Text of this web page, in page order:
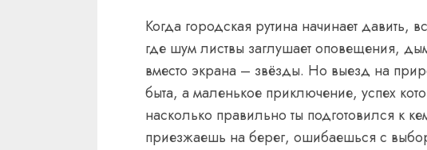
Когда городская рутина начинает давить,
где шум листвы заглушает оповещения,
вместо экрана – звёзды. Но выезд на
быта, а маленькое приключение, успех
насколько правильно ты подготовился к
приезжаешь на берег, ошибаешься с